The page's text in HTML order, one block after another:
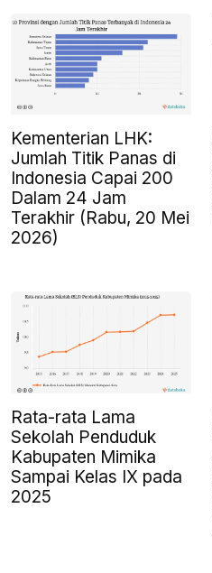
Kementerian LHK:
Jumlah Titik Panas di
Indonesia Capai 200
Dalam 24 Jam
Terakhir (Rabu, 20 Mei
2026)
Rata-rata Lama
Sekolah Penduduk
Kabupaten Mimika
Sampai Kelas IX pada
2025